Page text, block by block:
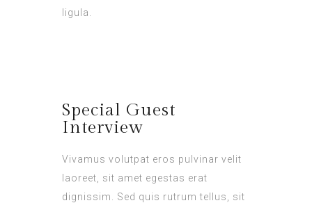
ligula.
Special Guest
Interview
Vivamus volutpat eros pulvinar velit
laoreet, sit amet egestas erat
dignissim. Sed quis rutrum tellus, sit